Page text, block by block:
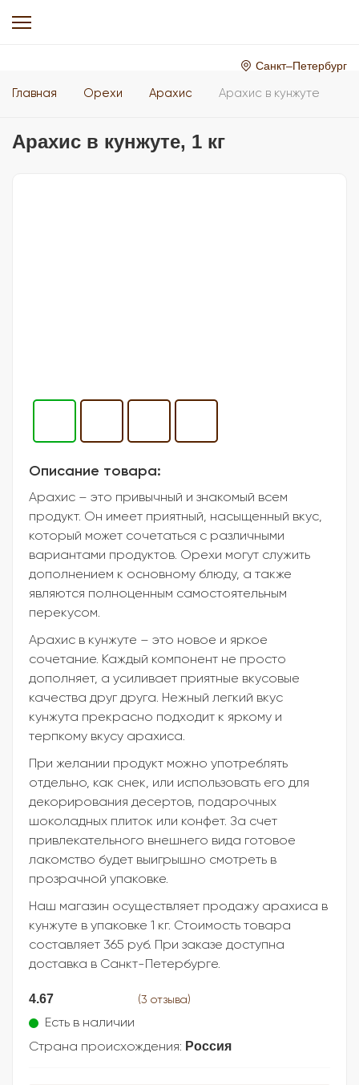
Санкт–Петербург
Главная Орехи Арахис Арахис в кунжуте
Арахис в кунжуте, 1 кг
Описание товара:
Арахис – это привычный и знакомый всем
продукт. Он имеет приятный, насыщенный вкус,
который может сочетаться с различными
вариантами продуктов. Орехи могут служить
дополнением к основному блюду, а также
являются полноценным самостоятельным
перекусом.
Арахис в кунжуте – это новое и яркое
сочетание. Каждый компонент не просто
дополняет, а усиливает приятные вкусовые
качества друг друга. Нежный легкий вкус
кунжута прекрасно подходит к яркому и
терпкому вкусу арахиса.
При желании продукт можно употреблять
отдельно, как снек, или использовать его для
декорирования десертов, подарочных
шоколадных плиток или конфет. За счет
привлекательного внешнего вида готовое
лакомство будет выигрышно смотреть в
прозрачной упаковке.
Наш магазин осуществляет продажу арахиса в
кунжуте в упаковке 1 кг. Стоимость товара
составляет 365 руб. При заказе доступна
доставка в Санкт-Петербурге.
4.67 (3 отзыва)
Есть в наличии
Страна происхождения: Россия